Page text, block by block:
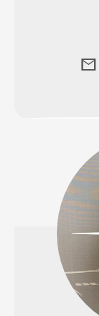
mail